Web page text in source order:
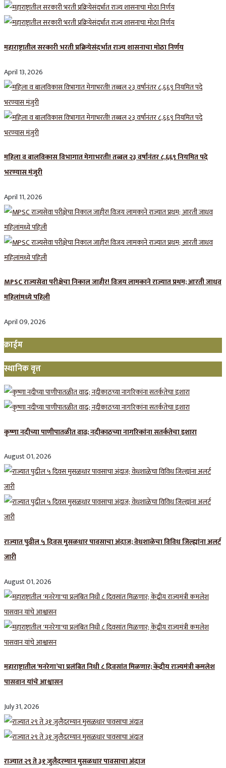
महाराष्ट्रातील सरकारी भरती प्रक्रियेसंदर्भात राज्य शासनाचा मोठा निर्णय
April 13, 2026
महिला व बालविकास विभागात मेगाभरती! तब्बल २३ वर्षांनंतर ८,६६९ नियमित पदे
भरण्यास मंजुरी
April 11, 2026
MPSC राज्यसेवा परीक्षेचा निकाल जाहीर! विजय लामकाने राज्यात प्रथम; आरती जाधव
महिलांमध्ये पहिली
April 09, 2026
क्राईम
स्थानिक वृत्त
कृष्णा नदीच्या पाणीपातळीत वाढ; नदीकाठच्या नागरिकांना सतर्कतेचा इशारा
August 01, 2026
राज्यात पुढील ५ दिवस मुसळधार पावसाचा अंदाज; वेधशाळेचा विविध जिल्ह्यांना अलर्ट
जारी
August 01, 2026
महाराष्ट्रातील ‘मनरेगा’चा प्रलंबित निधी ८ दिवसांत मिळणार; केंद्रीय राज्यमंत्री कमलेश
पासवान यांचे आश्वासन
July 31, 2026
राज्यात २९ ते ३१ जुलैदरम्यान मुसळधार पावसाचा अंदाज